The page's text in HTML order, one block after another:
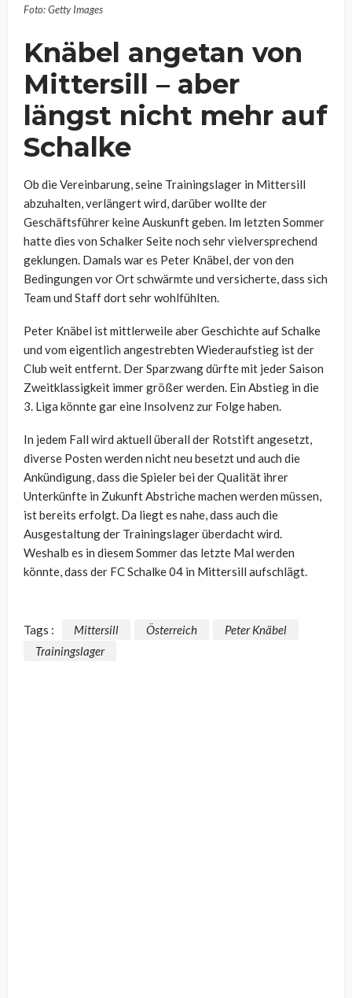
Foto: Getty Images
Knäbel angetan von
Mittersill – aber
längst nicht mehr auf
Schalke
Ob die Vereinbarung, seine Trainingslager in Mittersill
abzuhalten, verlängert wird, darüber wollte der
Geschäftsführer keine Auskunft geben. Im letzten Sommer
hatte dies von Schalker Seite noch sehr vielversprechend
geklungen. Damals war es Peter Knäbel, der von den
Bedingungen vor Ort schwärmte und versicherte, dass sich
Team und Staff dort sehr wohlfühlten.
Peter Knäbel ist mittlerweile aber Geschichte auf Schalke
und vom eigentlich angestrebten Wiederaufstieg ist der
Club weit entfernt. Der Sparzwang dürfte mit jeder Saison
Zweitklassigkeit immer größer werden. Ein Abstieg in die
3. Liga könnte gar eine Insolvenz zur Folge haben.
In jedem Fall wird aktuell überall der Rotstift angesetzt,
diverse Posten werden nicht neu besetzt und auch die
Ankündigung, dass die Spieler bei der Qualität ihrer
Unterkünfte in Zukunft Abstriche machen werden müssen,
ist bereits erfolgt. Da liegt es nahe, dass auch die
Ausgestaltung der Trainingslager überdacht wird.
Weshalb es in diesem Sommer das letzte Mal werden
könnte, dass der FC Schalke 04 in Mittersill aufschlägt.
Tags : Mittersill Österreich
Peter Knäbel
Trainingslager